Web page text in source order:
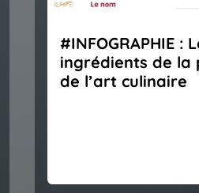
#INFOGRAPHIE :
ingrédients de la
de l’art culinaire